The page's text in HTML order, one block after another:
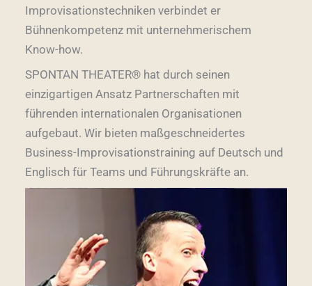
Improvisationstechniken verbindet er
Bühnenkompetenz mit unternehmerischem
Know-how.
SPONTAN THEATER® hat durch seinen
einzigartigen Ansatz Partnerschaften mit
führenden internationalen Organisationen
aufgebaut. Wir bieten maßgeschneidertes
Business-Improvisationstraining auf Deutsch und
Englisch für Teams und Führungskräfte an.